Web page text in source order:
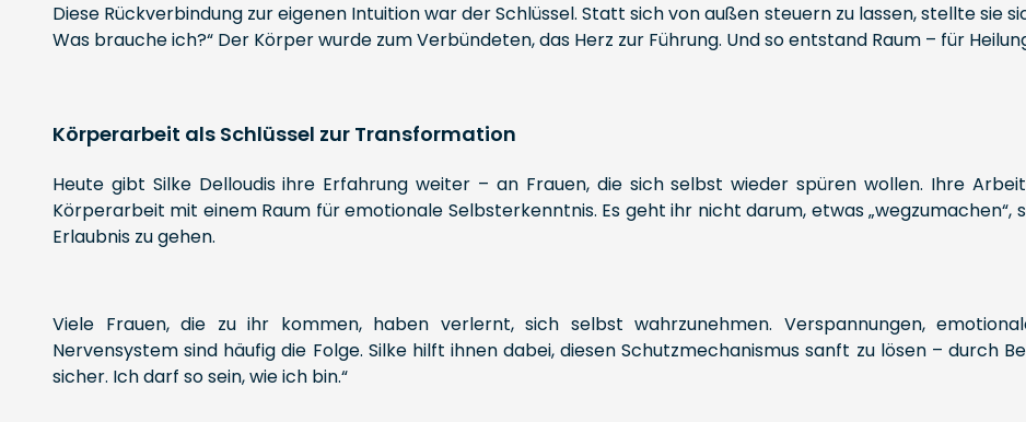
Diese Rückverbindung zur eigenen Intuition war der Schlüssel. Statt sich von außen steuern zu lassen, stellte sie
Was brauche ich?“ Der Körper wurde zum Verbündeten, das Herz zur Führung. Und so entstand Raum – für
Körperarbeit als Schlüssel zur Transformation
Heute gibt Silke Delloudis ihre Erfahrung weiter – an Frauen, die sich selbst wieder spüren wollen. Ihre
Körperarbeit mit einem Raum für emotionale Selbsterkenntnis. Es geht ihr nicht darum, etwas „wegzumachen“,
Erlaubnis zu gehen.
Viele Frauen, die zu ihr kommen, haben verlernt, sich selbst wahrzunehmen. Verspannungen,
Nervensystem sind häufig die Folge. Silke hilft ihnen dabei, diesen Schutzmechanismus sanft zu lösen – durch
sicher. Ich darf so sein, wie ich bin.“